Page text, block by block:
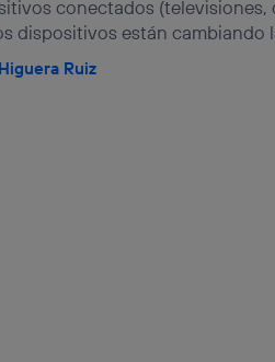
conectados (televisiones,
dispositivos están cambiando
Ruiz
el uso de la tecnología recibirá el
ancha
de navegación de los